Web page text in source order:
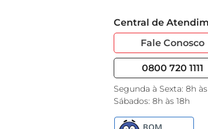
Central de
Fale Conosco
0800 720 1111
Segunda à Sexta: 8h
Sábados: 8h às 18h